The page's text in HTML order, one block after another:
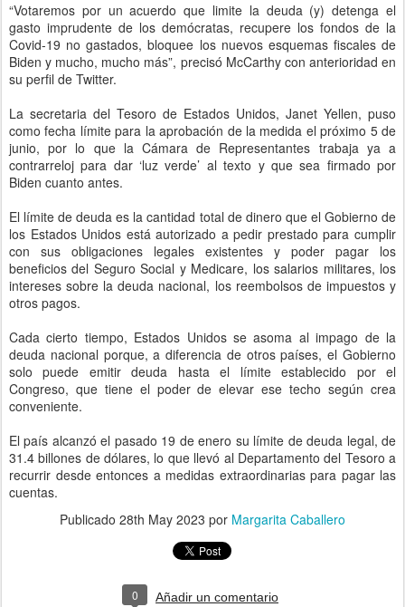
“Votaremos por un acuerdo que limite la deuda (y) detenga el
gasto imprudente de los demócratas, recupere los fondos de la
Covid-19 no gastados, bloquee los nuevos esquemas fiscales de
Biden y mucho, mucho más”, precisó McCarthy con anterioridad en
su perfil de Twitter.
La secretaria del Tesoro de Estados Unidos, Janet Yellen, puso
como fecha límite para la aprobación de la medida el próximo 5 de
junio, por lo que la Cámara de Representantes trabaja ya a
contrarreloj para dar ‘luz verde’ al texto y que sea firmado por
Biden cuanto antes.
El límite de deuda es la cantidad total de dinero que el Gobierno de
los Estados Unidos está autorizado a pedir prestado para cumplir
con sus obligaciones legales existentes y poder pagar los
beneficios del Seguro Social y Medicare, los salarios militares, los
intereses sobre la deuda nacional, los reembolsos de impuestos y
otros pagos.
Cada cierto tiempo, Estados Unidos se asoma al impago de la
deuda nacional porque, a diferencia de otros países, el Gobierno
solo puede emitir deuda hasta el límite establecido por el
Congreso, que tiene el poder de elevar ese techo según crea
conveniente.
El país alcanzó el pasado 19 de enero su límite de deuda legal, de
31.4 billones de dólares, lo que llevó al Departamento del Tesoro a
recurrir desde entonces a medidas extraordinarias para pagar las
cuentas.
Publicado 28th May 2023 por Margarita Caballero
0 Añadir un comentario